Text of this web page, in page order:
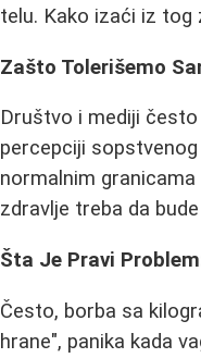
telu. Kako izaći iz tog
Zašto Tolerišemo
Društvo i mediji
percepciji
normalnim
zdravlje treba da
Šta Je Pravi
Često, borba sa
hrane", panika kada